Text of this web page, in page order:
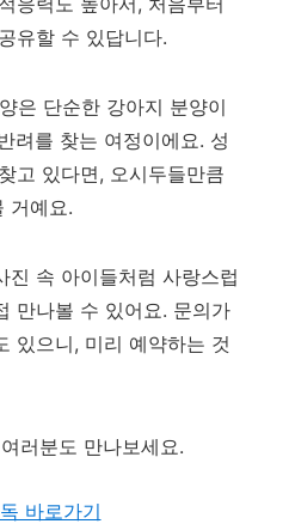
유할 수 있답니다.
은 단순한 강아지 분양이
려를 찾는 여정이에요. 성
고 있다면, 오시두들만큼
거예요.
진 속 아이들처럼 사랑스럽
만나볼 수 있어요. 문의가
있으니, 미리 예약하는 것
러분도 만나보세요.
바로가기